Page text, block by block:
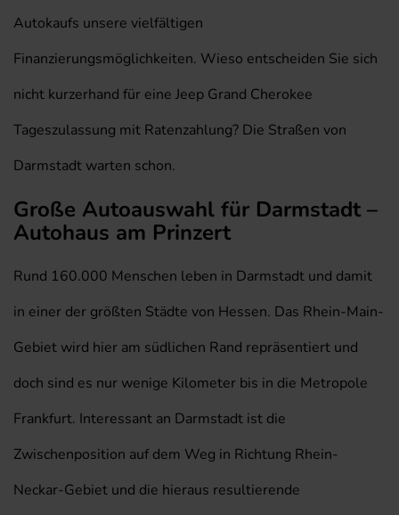
Autokaufs unsere vielfältigen
Finanzierungsmöglichkeiten. Wieso entscheiden Sie sich
nicht kurzerhand für eine Jeep Grand Cherokee
Tageszulassung mit Ratenzahlung? Die Straßen von
Darmstadt warten schon.
Große Autoauswahl für Darmstadt –
Autohaus am Prinzert
Rund 160.000 Menschen leben in Darmstadt und damit
in einer der größten Städte von Hessen. Das Rhein-Main-
Gebiet wird hier am südlichen Rand repräsentiert und
doch sind es nur wenige Kilometer bis in die Metropole
Frankfurt. Interessant an Darmstadt ist die
Zwischenposition auf dem Weg in Richtung Rhein-
Neckar-Gebiet und die hieraus resultierende